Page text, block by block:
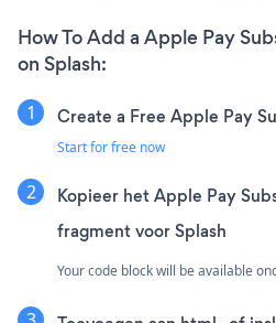
How To Add a Apple Pay
on Splash:
Create a Free Apple Pay
Start for free now
Kopieer het Apple Pay
fragment voor Splash
Your code block will be available